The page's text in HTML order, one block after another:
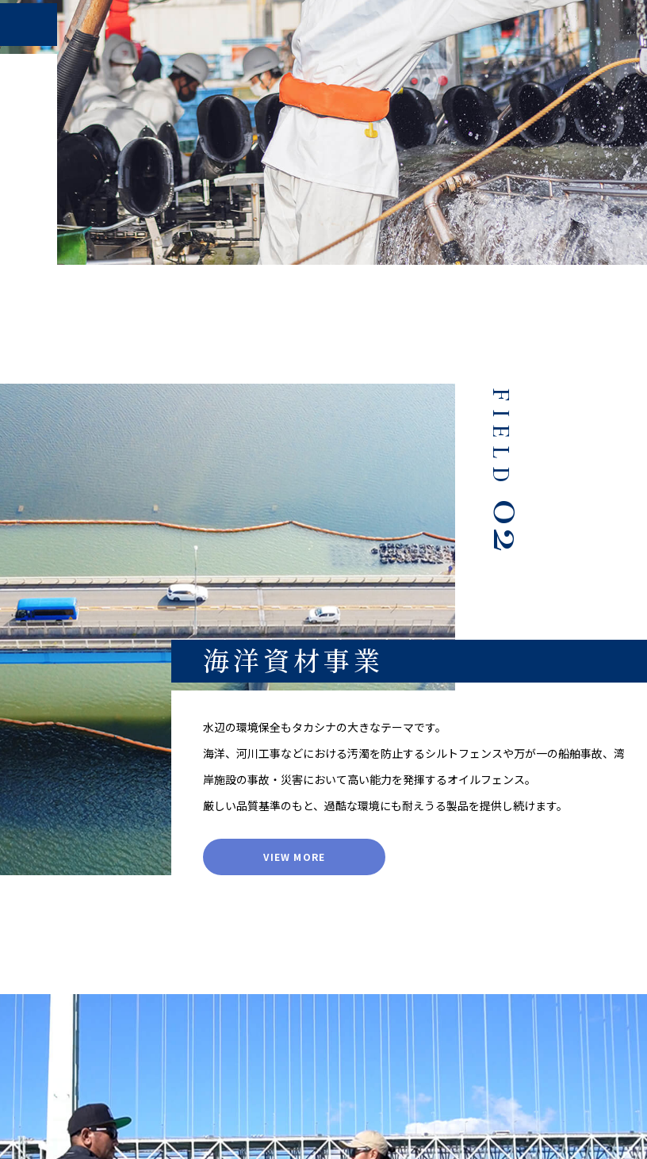
FIELD
02
海洋資材事業
水辺の環境保全もタカシナの大きなテーマです。
海洋、河川工事などにおける汚濁を防止するシルトフェンスや万が一の船舶事故、湾
岸施設の事故・災害において高い能力を発揮するオイルフェンス。
厳しい品質基準のもと、過酷な環境にも耐えうる製品を提供し続けます。
VIEW MORE